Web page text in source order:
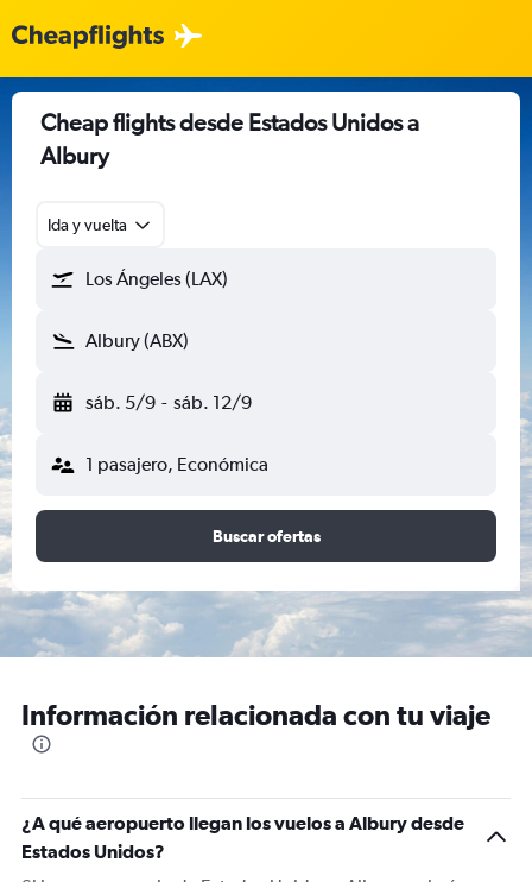
Cheap flights desde Estados Unidos a
Albury
Ida y vuelta
Los Ángeles (LAX)
Albury (ABX)
sáb. 5/9 - sáb. 12/9
1 pasajero, Económica
Buscar ofertas
Información relacionada con tu viaje
¿A qué aeropuerto llegan los vuelos a Albury desde
Estados Unidos?